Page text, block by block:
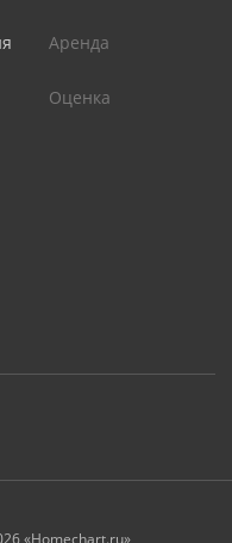
Аренда
Оценка
«Homechart.ru»